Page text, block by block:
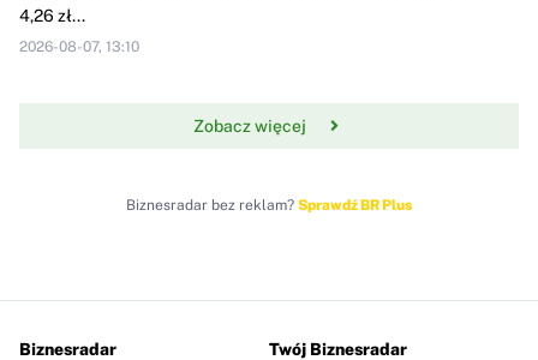
4,26 zł...
2026-08-07, 13:10
Zobacz więcej
Biznesradar bez reklam? Sprawdź BR Plus
Biznesradar Twój Biznesradar